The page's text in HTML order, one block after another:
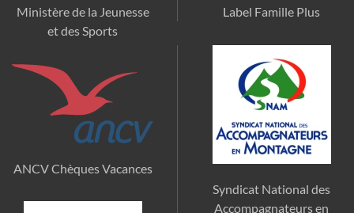
Ministère de la Jeunesse
et des Sports
Label Famille Plus
ANCV Chèques Vacances
Syndicat National des
Accompagnateurs en